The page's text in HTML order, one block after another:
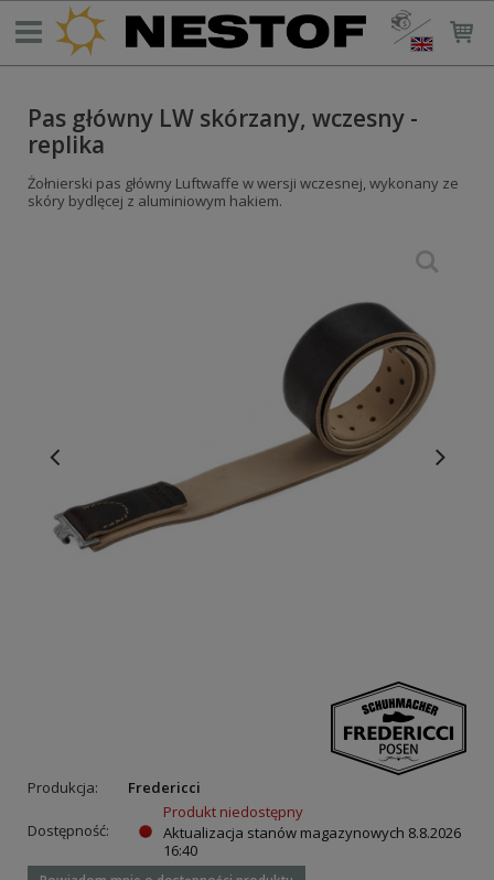
Pas główny LW skórzany, wczesny -
replika
Żołnierski pas główny Luftwaffe w wersji wczesnej, wykonany ze
skóry bydlęcej z aluminiowym hakiem.
Produkcja: Fredericci
Dostępność:
Produkt niedostępny
Aktualizacja stanów magazynowych 8.8.2026
16:40